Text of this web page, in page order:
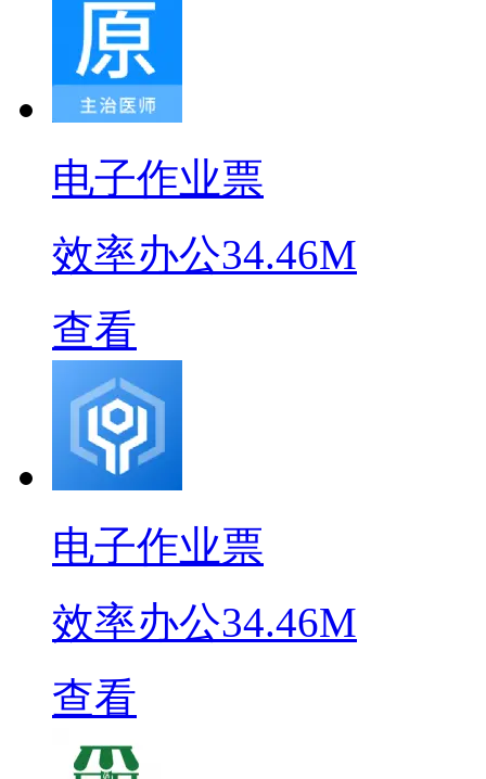
电子作业票
效率办公34.46M
查看
电子作业票
效率办公34.46M
查看